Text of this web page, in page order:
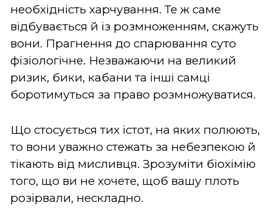
необхідність харчування. Те ж саме
відбувається й із розмноженням, скажуть
вони. Прагнення до спарювання суто
фізіологічне. Незважаючи на великий
ризик, бики, кабани та інші самці
боротимуться за право розмножуватися.
Що стосується тих істот, на яких полюють,
то вони уважно стежать за небезпекою й
тікають від мисливця. Зрозуміти біохімію
того, що ви не хочете, щоб вашу плоть
розірвали, нескладно.